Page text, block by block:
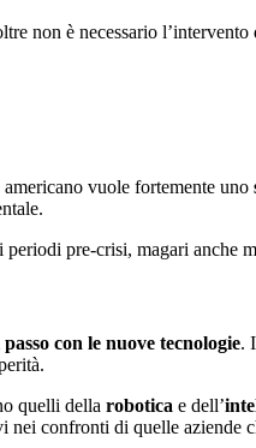
non è necessario l’intervento
vuole fortemente uno
periodi pre-crisi, magari anche
con le nuove tecnologie.
quelli della robotica e dell’
confronti di quelle aziende